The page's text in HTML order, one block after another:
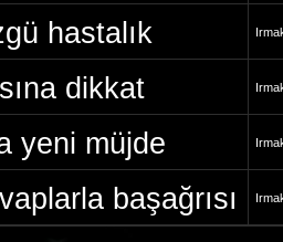
hastalık
dikkat
yeni müjde
başağrısı